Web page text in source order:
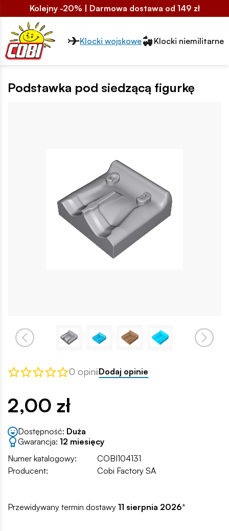
Kolejny -20% | Darmowa dostawa od 149 zł
Przełącznik segmentów2
Klocki wojskowe Klocki niemilitarne
Podstawka pod siedzącą figurkę
0 opiniiDodaj opinie
2,00 zł
Dostępność: Duża
Gwarancja: 12 miesięcy
Numer katalogowy:
COBI104131
Producent:
Cobi Factory SA
Przewidywany termin dostawy 11 sierpnia 2026*